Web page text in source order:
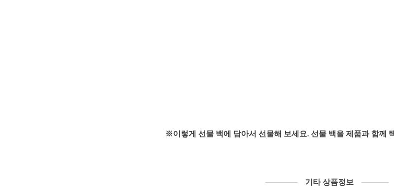
※이렇게 선물 백에 담아서 선물해 보세요. 선물 백을 제품과 함께
────── 기타 상품정보 ─────